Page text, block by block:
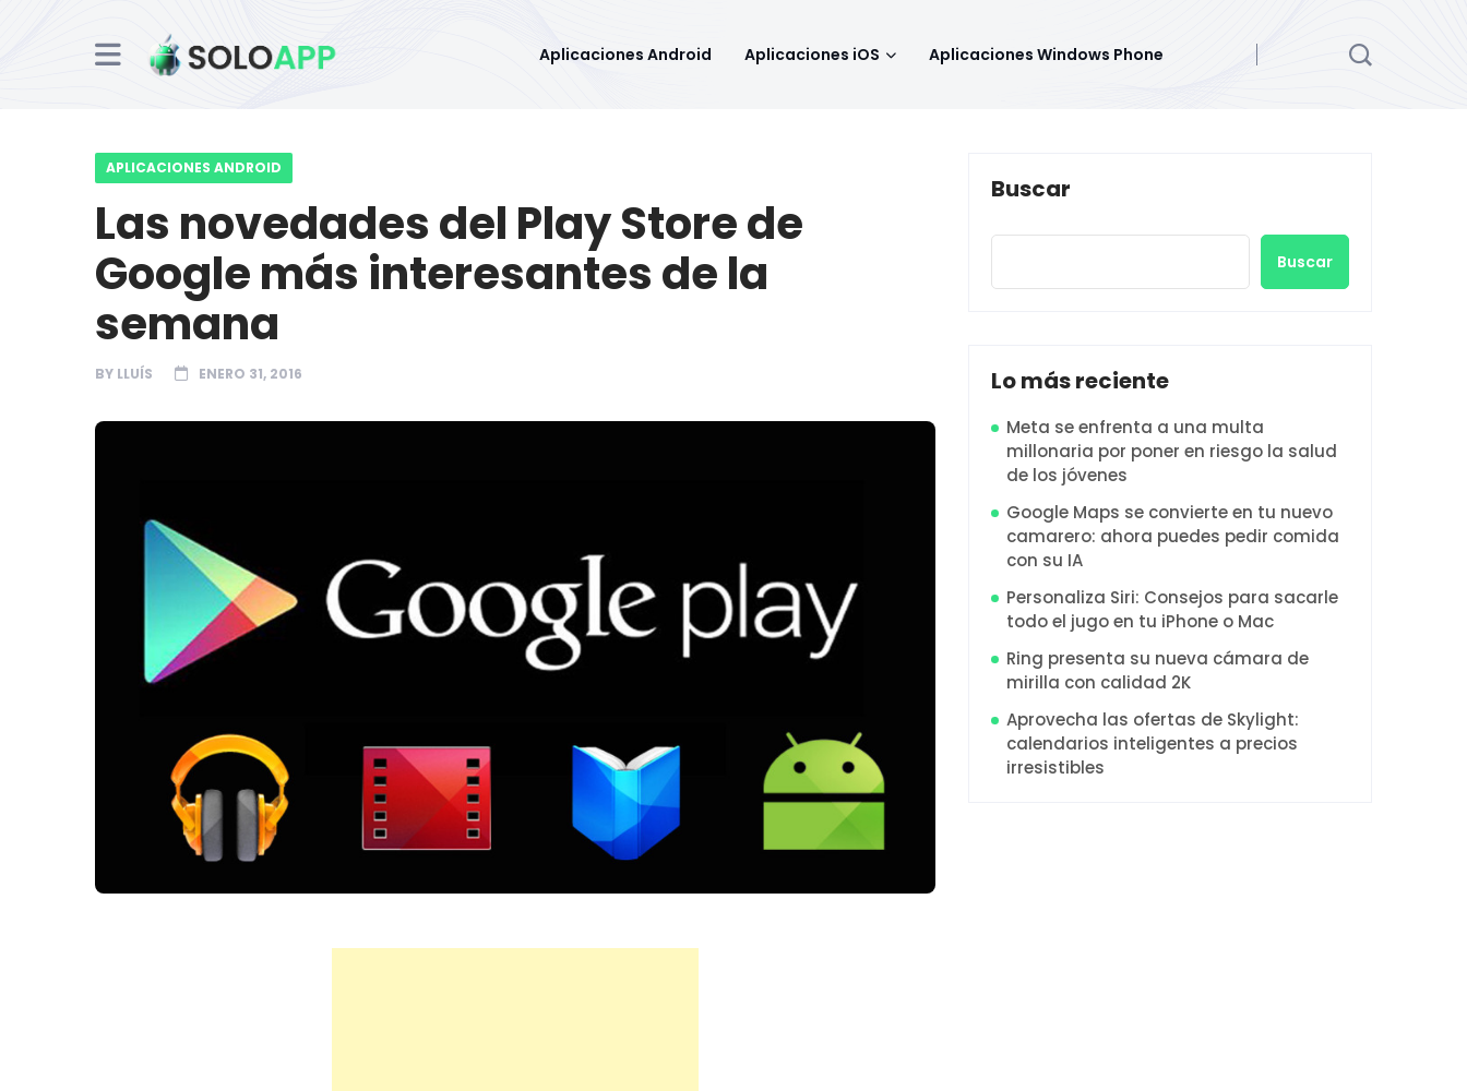
Aplicaciones Android Aplicaciones iOS Aplicaciones Windows Phone
APLICACIONES ANDROID
Las novedades del Play Store de
Google más interesantes de la
semana
BY LLUÍS ENERO 31, 2016
Buscar
Buscar
Lo más reciente
Meta se enfrenta a una multa
millonaria por poner en riesgo la salud
de los jóvenes
Google Maps se convierte en tu nuevo
camarero: ahora puedes pedir comida
con su IA
Personaliza Siri: Consejos para sacarle
todo el jugo en tu iPhone o Mac
Ring presenta su nueva cámara de
mirilla con calidad 2K
Aprovecha las ofertas de Skylight:
calendarios inteligentes a precios
irresistibles